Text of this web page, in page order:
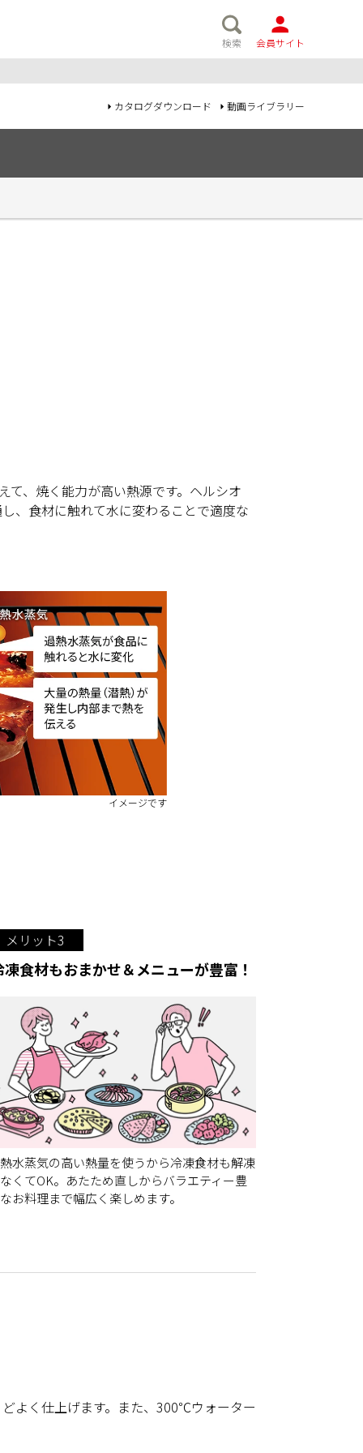
検索 会員サイト
カタログダウンロード 動画ライブラリー
、焼く能力が高い熱源です。ヘルシオ
、食材に触れて水に変わることで適度な
イメージです
メリット3
凍食材もおまかせ＆メニューが豊富！
水蒸気の高い熱量を使うから冷凍食材も解凍
くてOK。あたため直しからバラエティー豊
お料理まで幅広く楽しめます。
よく仕上げます。また、300℃ウォーター